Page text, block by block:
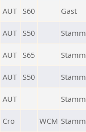
AUT S60 Gast
AUT S50 Stamm
AUT S65 Stamm
AUT S50 Stamm
AUT Stamm
Cro WCM Stamm